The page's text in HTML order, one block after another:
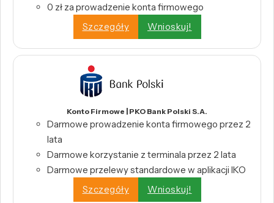
0 zł za prowadzenie konta firmowego
Szczegóły
Wnioskuj!
Konto Firmowe | PKO Bank Polski S.A.
Darmowe prowadzenie konta firmowego przez 2
lata
Darmowe korzystanie z terminala przez 2 lata
Darmowe przelewy standardowe w aplikacji IKO
Szczegóły
Wnioskuj!